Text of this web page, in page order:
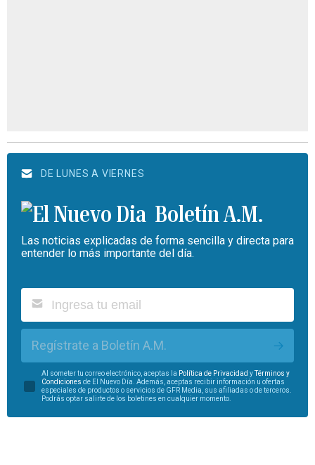
DE LUNES A VIERNES
Boletín A.M.
Las noticias explicadas de forma sencilla y directa para
entender lo más importante del día.
Regístrate a Boletín A.M.
Al someter tu correo electrónico, aceptas la Política de Privacidad yTérminos y
Condiciones de El Nuevo Día. Además, aceptas recibir información u ofertas
especiales de productos o servicios de GFR Media, sus afiliadas o de terceros.
Podrás optar salirte de los boletines en cualquier momento.